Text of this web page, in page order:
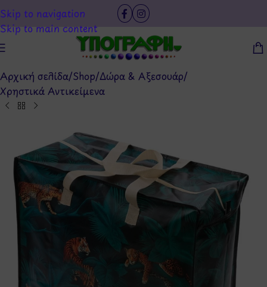
Skip to navigation
Skip to main content
Αρχική σελίδα/Shop/Δώρα & Αξεσουάρ/
Χρηστικά Αντικείμενα